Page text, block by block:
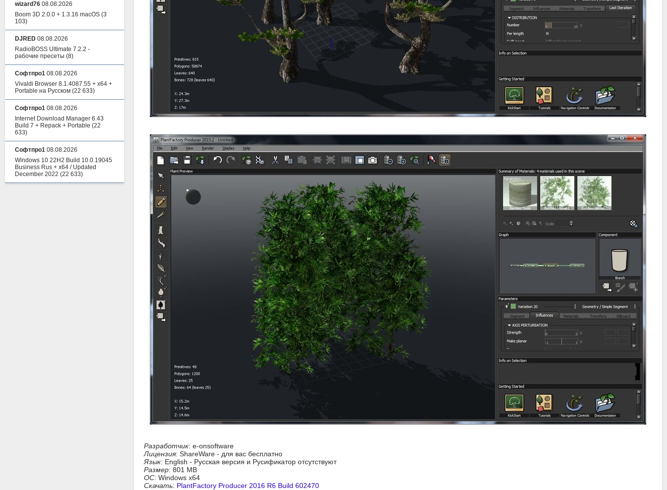
Разработчик: e-onsoftware
Лицензия: ShareWare - для вас бесплатно
Язык: English - Русская версия и Русификатор отсутствуют
Размер: 801 MB
ОС: Windows x64
Скачать: PlantFactory Producer 2016 R6 Build 602470
wizard76 08.08.2026
Boom 3D 2.0.0 + 1.3.16 macOS (3
103)
DJRED 08.08.2026
RadioBOSS Ultimate 7.2.2 -
рабочие пресеты (8)
Софтпро1 08.08.2026
Vivaldi Browser 8.1.4087.55 + x64 +
Portable на Русском (22 633)
Софтпро1 08.08.2026
Internet Download Manager 6.43
Build 7 + Repack + Portable (22
633)
Софтпро1 08.08.2026
Windows 10 22H2 Build 10.0.19045
Business Rus + x64 / Updated
December 2022 (22 633)